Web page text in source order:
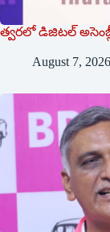
త్వరలో డిజిటల్
August 7, 2026